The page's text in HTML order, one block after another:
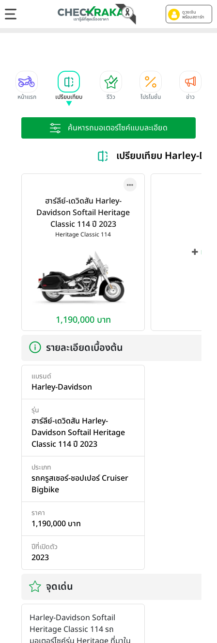
ดูวงเงิน
พร้อมสตาร์ท
หน้าแรก เปรียบเทียบ รีวิว โปรโมชั่น ข่าว
ค้นหารถมอเตอร์ไซค์แบบละเอียด
เปรียบเทียบ Harley-
ฮาร์ลีย์-เดวิดสัน Harley-
Davidson Softail Heritage
Classic 114 ปี 2023
Heritage Classic 114
1,190,000 บาท
เพิ่
รายละเอียดเบื้องต้น
แบรนด์
Harley-Davidson
รุ่น
ฮาร์ลีย์-เดวิดสัน Harley-
Davidson Softail Heritage
Classic 114 ปี 2023
ประเภท
รถครูสเซอร์-ชอปเปอร์ Cruiser
Bigbike
ราคา
1,190,000 บาท
ปีที่เปิดตัว
2023
จุดเด่น
Harley-Davidson Softail
Heritage Classic 114 รถ